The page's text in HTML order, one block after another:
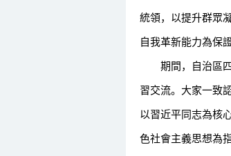
統領，以提升群眾
自我革新能力為保
期間，自治區四
習交流。大家一致
以習近平同志為核
色社會主義思想為